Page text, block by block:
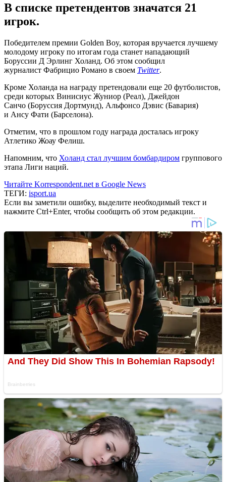
В списке претендентов значатся 21
игрок.
Победителем премии Golden Boy, которая вручается лучшему
молодому игроку по итогам года станет нападающий
Боруссии Д Эрлинг Холанд. Об этом сообщил
журналист Фабрицио Романо в своем Twitter.
Кроме Холанда на награду претендовали еще 20 футболистов,
среди которых Винисиус Жуниор (Реал), Джейдон
Санчо (Боруссия Дортмунд), Альфонсо Дэвис (Бавария)
и Ансу Фати (Барселона).
Отметим, что в прошлом году награда досталась игроку
Атлетико Жоау Фелиш.
Напомним, что Холанд стал лучшим бомбардиром группового
этапа Лиги наций.
Читайте Korrespondent.net в Google News
ТЕГИ: isport.ua
Если вы заметили ошибку, выделите необходимый текст и
нажмите Ctrl+Enter, чтобы сообщить об этом редакции.